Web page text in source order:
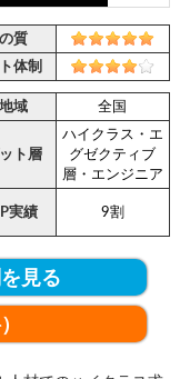
質
体制
域 全国
ト層
ハイクラス・エ
グゼクティブ
層・エンジニア
実績 9割
見る